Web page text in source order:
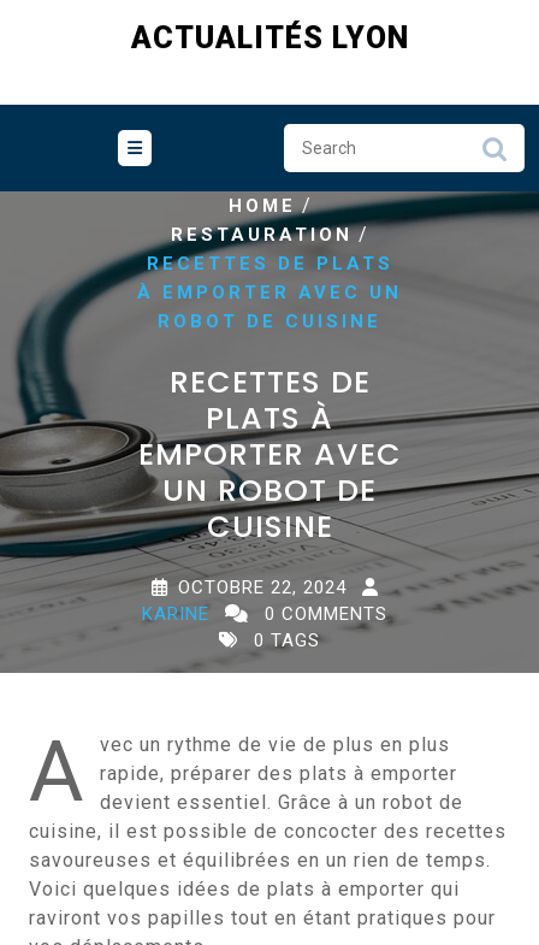
ACTUALITÉS LYON
HOME /
RESTAURATION/
RECETTES DE PLATS
À EMPORTER AVEC UN
ROBOT DE CUISINE
RECETTES DE
PLATS À
EMPORTER AVEC
UN ROBOT DE
CUISINE
OCTOBRE 22, 2024
KARINE
0 COMMENTS
0 TAGS
A
vec un rythme de vie de plus en plus
rapide, préparer des plats à emporter
devient essentiel. Grâce à un robot de
cuisine, il est possible de concocter des recettes
savoureuses et équilibrées en un rien de temps.
Voici quelques idées de plats à emporter qui
raviront vos papilles tout en étant pratiques pour